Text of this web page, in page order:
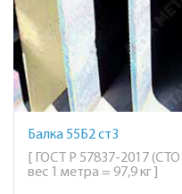
Балка 55Б2 ст3
[ ГОСТ Р 57837-2017
вес 1 метра = 97,9 кг ]